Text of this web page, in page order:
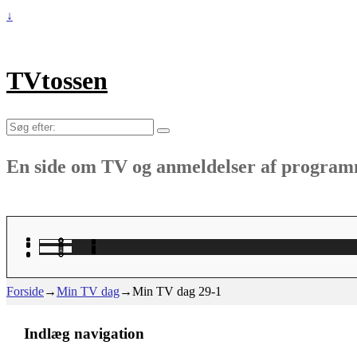
↓
TVtossen
Søg
En side om TV og anmeldelser af
Forside→Min TV dag→Min TV dag 29-1
Indlæg navigation